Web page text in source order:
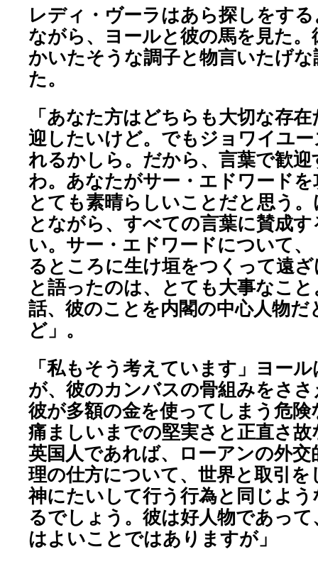
レディ・ヴーラはあら探しをす
ながら、ヨールと彼の馬を見た
かいたそうな調子と物言いたげ
た。
「あなた方はどちらも大切な存
迎したいけど。でもジョワイユ
れるかしら。だから、言葉で歓
わ。あなたがサー・エドワード
とても素晴らしいことだと思う
とながら、すべての言葉に賛成
い。サー・エドワードについて
るところに生け垣をつくって遠
と語ったのは、とても大事なこ
話、彼のことを内閣の中心人物
ど」。
「私もそう考えています」ヨー
が、彼のカンバスの骨組みをさ
彼が多額の金を使ってしまう危
痛ましいまでの堅実さと正直さ
英国人であれば、ローアンの外
理の仕方について、世界と取引
神にたいして行う行為と同じよ
るでしょう。彼は好人物であっ
はよいことではありますが」